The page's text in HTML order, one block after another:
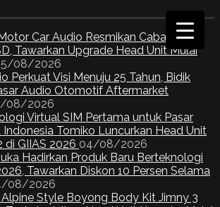
Car Audio Resmikan Cabang
Tawarkan Upgrade Head Unit Mulai
08/2026
Perkuat Visi Menuju 25 Tahun, Bidik
Audio Otomotif Aftermarket
08/2026
Virtual SIM Pertama untuk Pasar
Tomiko Luncurkan Head Unit
di GIIAS 2026 04/08/2026
Hadirkan Produk Baru Berteknologi
Tawarkan Diskon 10 Persen Selama
08/2026
Alpine Style Boyong Body Kit Jimny 3